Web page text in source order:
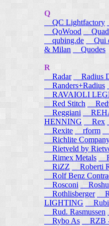
Q
QC Lightfactory
QoWood
qubing.de
Qui
& Milan
Quodes
R
Radar
Radius
Randers+Radius
RAVAIOLI
Red Stitch
Reggiani
HENNING
Rex
Rexite
rform
Richlite
Rietveld by
Rimex Metals
RiZZ
Roberti
Rolf Benz
Rosconi
Rothlisberger
LIGHTING
Rud. Rasmussen
Rybo As
RZB -